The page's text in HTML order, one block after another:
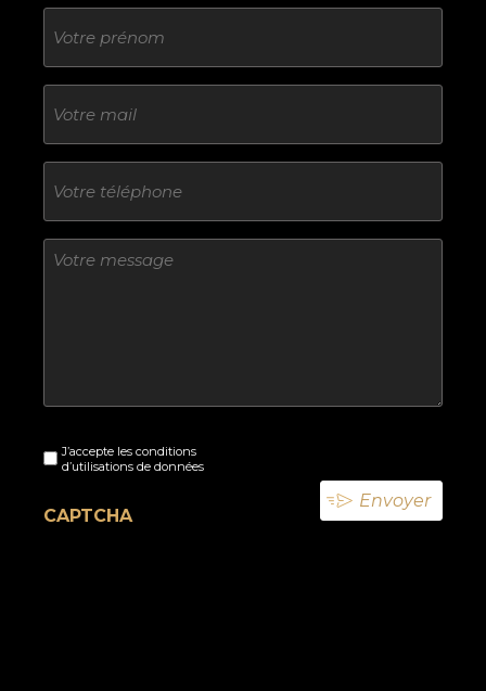
Sans
titre
E-
mail
Téléphone
Sans
titre
titreJ’accepte les conditions
d’utilisations de données
CAPTCHA